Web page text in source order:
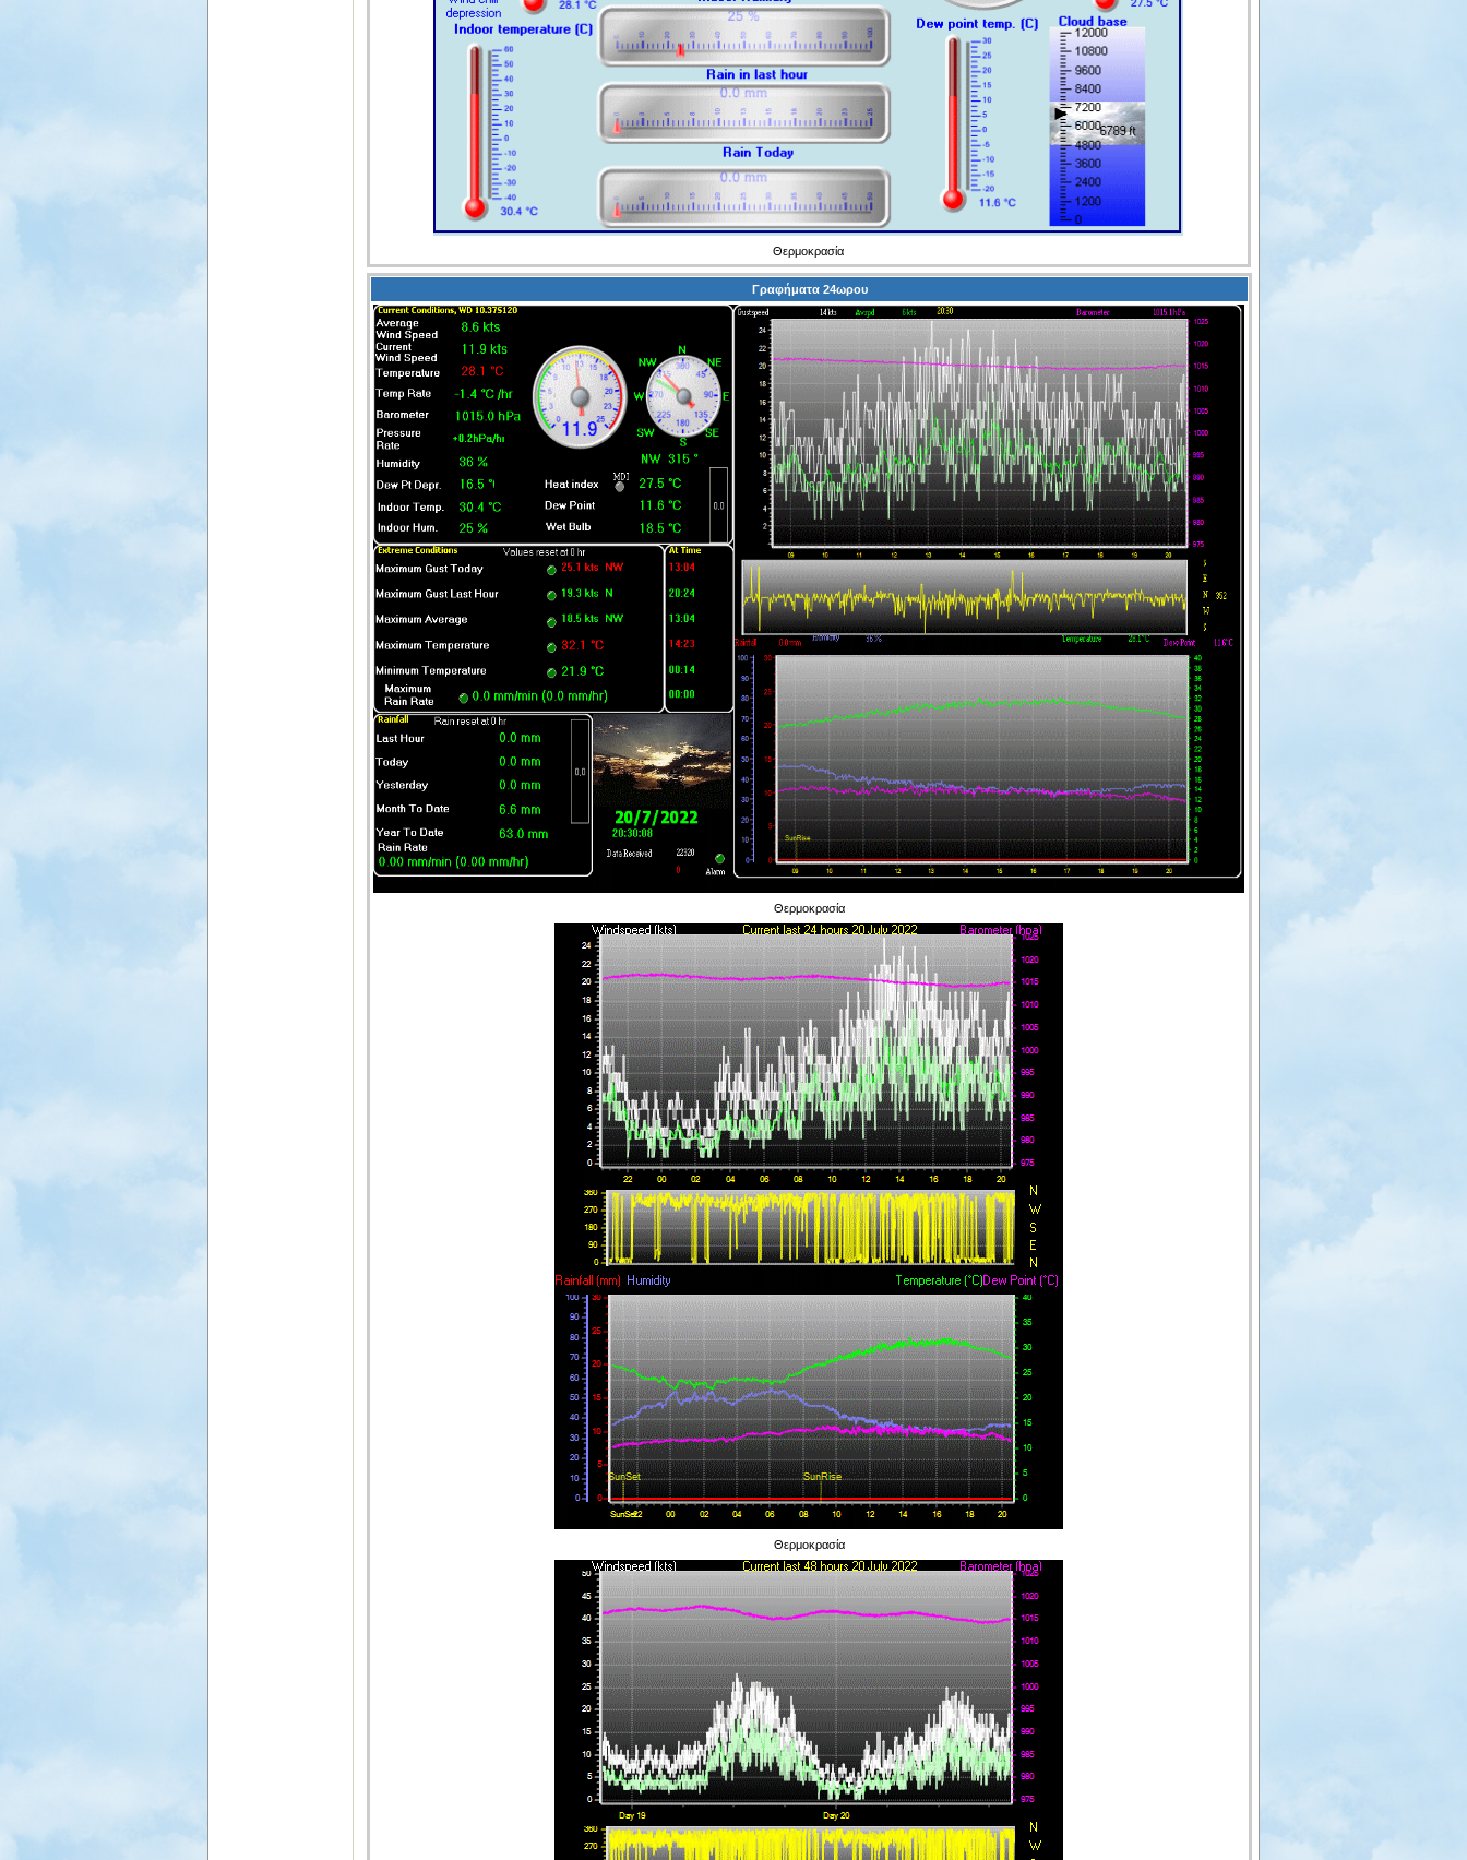
Θερμοκρασία
Γραφήματα 24ωρου
Θερμοκρασία
Θερμοκρασία